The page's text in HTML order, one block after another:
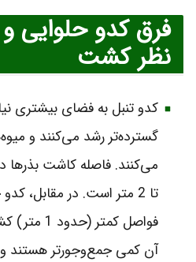
فرق کدو حلوایی و
نظر کشت
کدو تنبل به فضای بیشتری
گسترده‌تر رشد می‌کنند و
تا 2 متر است. در مقابل،
فواصل
آن کمی جمع‌وجورتر هستند